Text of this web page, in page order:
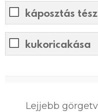
káposztás
kukoricakása
Lejjebb